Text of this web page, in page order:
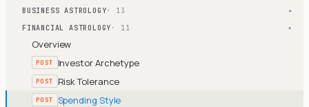
BUSINESS ASTROLOGY· 13 ▾
FINANCIAL ASTROLOGY · 11 ▾
Overview
POST Investor Archetype
POST Risk Tolerance
POST Spending Style